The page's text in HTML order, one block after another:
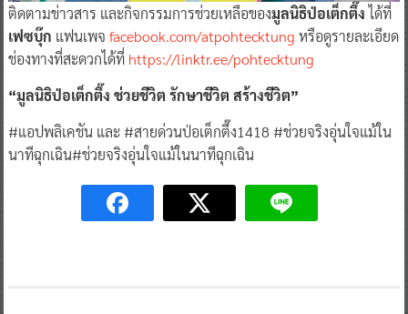
ติดตามข่าวสาร และกิจกรรมการช่วยเหลือของมูลนิธิป่อเต็กตึ๊งได้ที่
เฟซบุ๊ก แฟนเพจ facebook.com/atpohtecktung หรือดูรายละเอียด
ช่องทางที่สะดวกได้ที่ https://linktr.ee/pohtecktung
“มูลนิธิป่อเต็กตึ๊ง ช่วยชีวิต รักษาชีวิต สร้างชีวิต”
#แอปพลิเคชัน และ #สายด่วนป่อเต็กตึ๊ง1418 #ช่วยจริงอุ่นใจแม้ใน
นาทีฉุกเฉิน#ช่วยจริงอุ่นใจแม้ในนาทีฉุกเฉิน